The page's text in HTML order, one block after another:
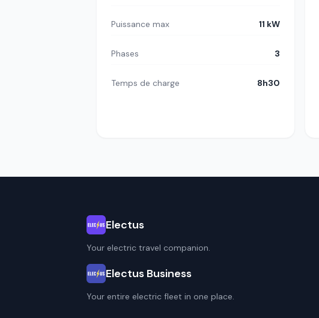
Puissance max 11 kW
Phases 3
Temps de charge 8h30
Electus
Your electric travel companion.
Electus Business
Your entire electric fleet in one place.